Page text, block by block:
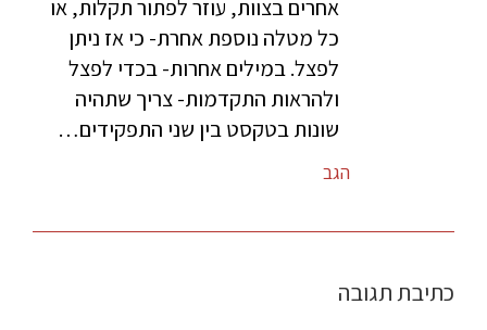
אחרים בצוות, עוזר לפתור תקלות, או
כל מטלה נוספת אחרת- כי אז ניתן
לפצל. במילים אחרות- בכדי לפצל
ולהראות התקדמות- צריך שתהיה
שונות בטקסט בין שני התפקידים…
הגב
כתיבת תגובה